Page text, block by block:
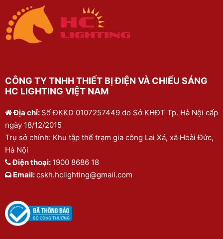
CÔNG TY TNHH THIẾT BỊ ĐIỆN VÀ CHIẾU SÁNG
HC LIGHTING VIỆT NAM
Địa chỉ: Số ĐKKD 0107257449 do Sở KHĐT Tp. Hà Nội cấp
ngày 18/12/2015
Trụ sở chính: Khu tập thể trạm gia công Lai Xá, xã Hoài Đức,
Hà Nội
Điện thoại: 1900 8686 18
Email:cskh.hclighting@gmail.com